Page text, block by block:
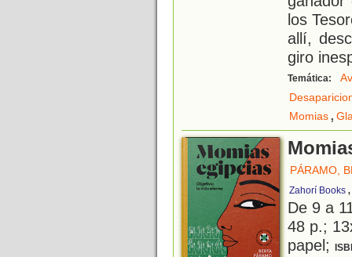
los
allí,
giro
Temática:
Momias,
PÁRAMO,
Zahorí Books
De 9 a
48 p.;
papel;